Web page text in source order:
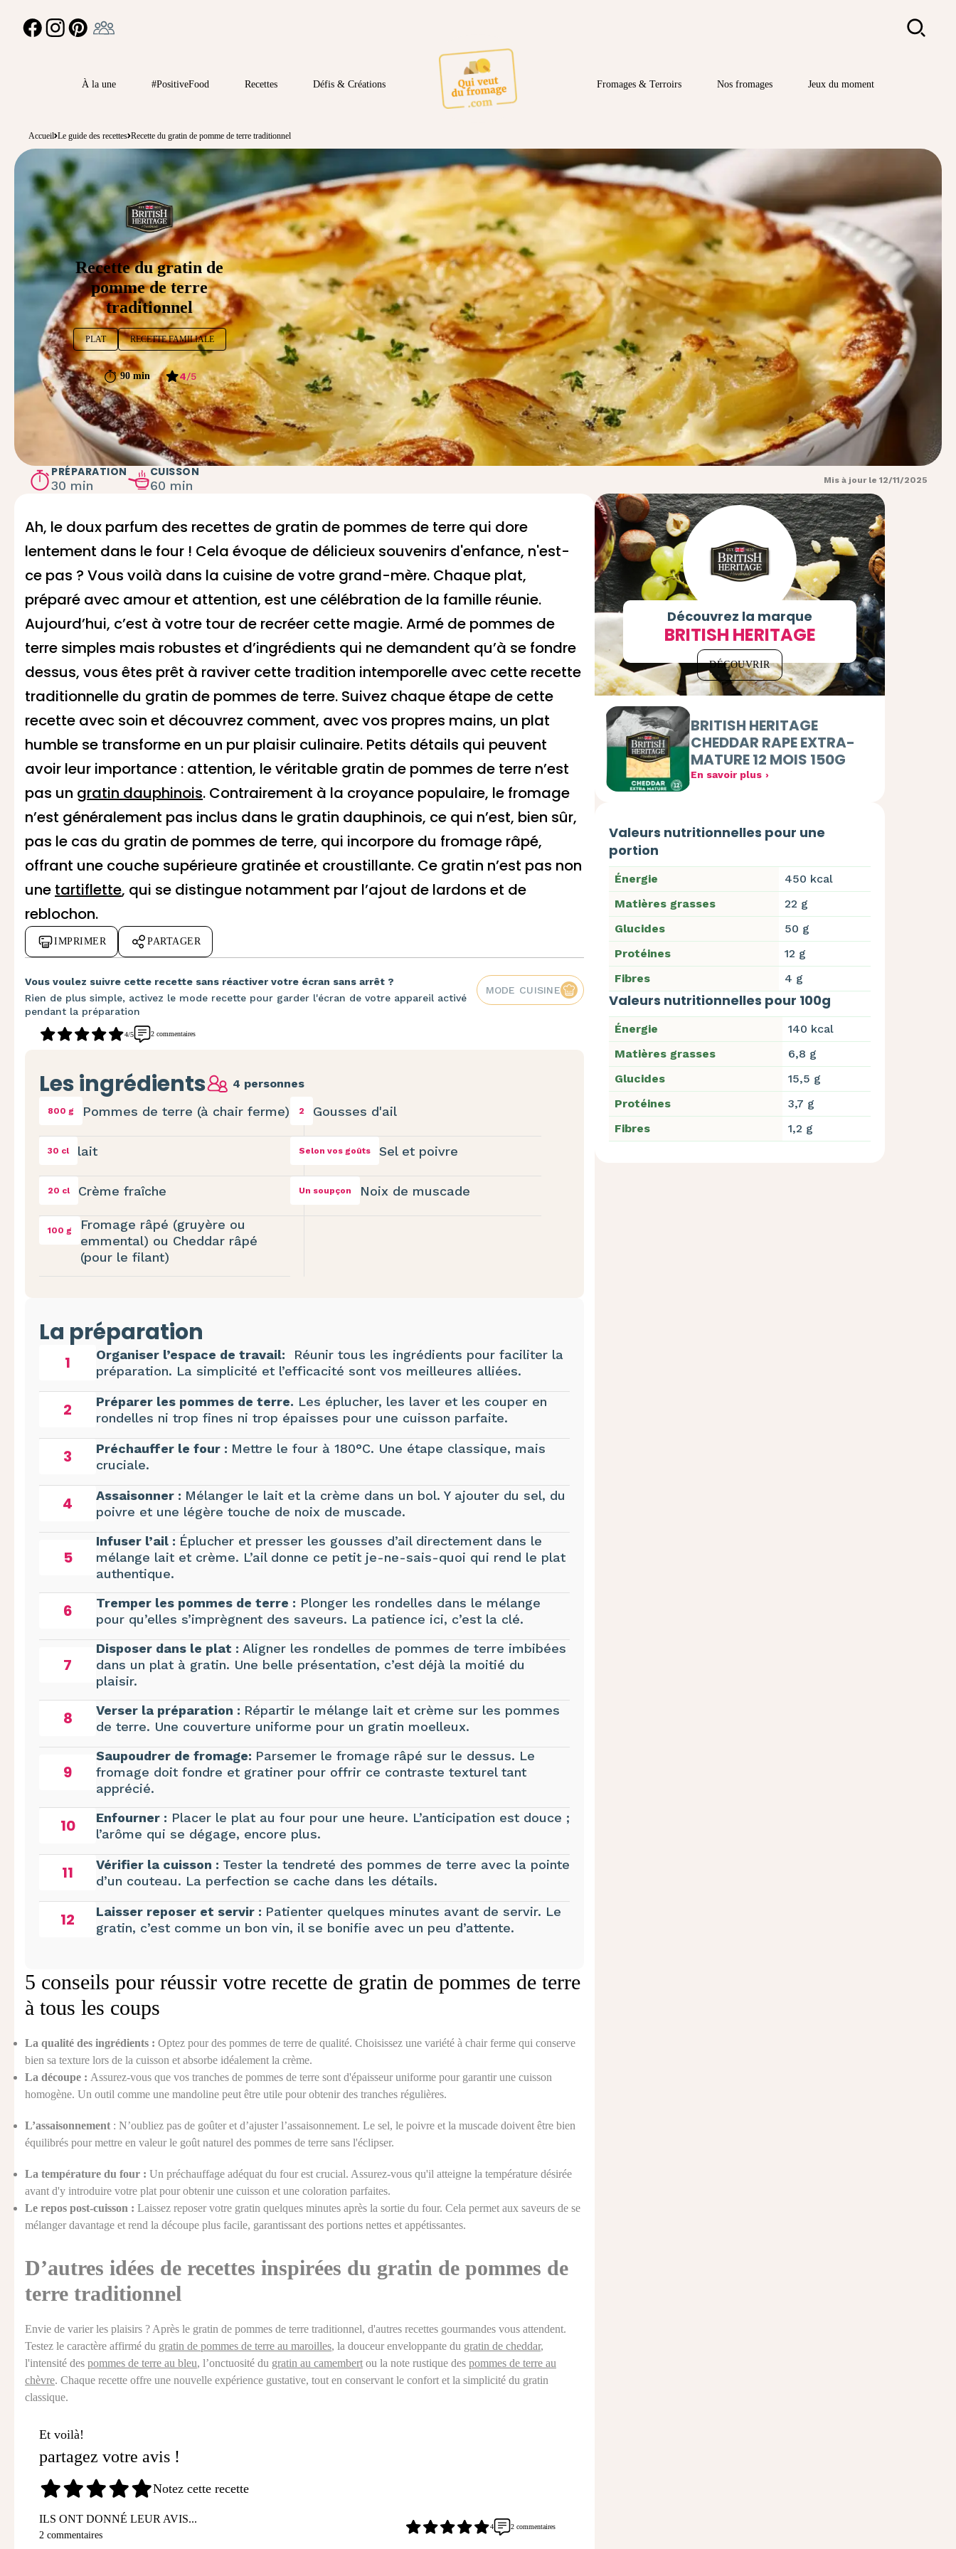
FACEBOOKINSTAGRAMPINTEREST Rechercher
À la une #PositiveFood Recettes Défis & Créations Fromages & Terroirs Nos fromages Jeux du moment
Accueil Le guide des recettes Recette du gratin de pomme de terre traditionnel
Recette du gratin de
pomme de terre
traditionnel
PLAT RECETTE FAMILIALE
90 min 4/5
PRÉPARATION
30 min
CUISSON
60 min Mis à jour le 12/11/2025
Ah, le doux parfum des recettes de gratin de pommes de terre qui dore
lentement dans le four ! Cela évoque de délicieux souvenirs d'enfance, n'est-
ce pas ? Vous voilà dans la cuisine de votre grand-mère. Chaque plat,
préparé avec amour et attention, est une célébration de la famille réunie.
Aujourd’hui, c’est à votre tour de recréer cette magie. Armé de pommes de
terre simples mais robustes et d’ingrédients qui ne demandent qu’à se fondre
dessus, vous êtes prêt à raviver cette tradition intemporelle avec cette recette
traditionnelle du gratin de pommes de terre. Suivez chaque étape de cette
recette avec soin et découvrez comment, avec vos propres mains, un plat
humble se transforme en un pur plaisir culinaire. Petits détails qui peuvent
avoir leur importance : attention, le véritable gratin de pommes de terre n’est
pas un gratin dauphinois. Contrairement à la croyance populaire, le fromage
n’est généralement pas inclus dans le gratin dauphinois, ce qui n’est, bien sûr,
pas le cas du gratin de pommes de terre, qui incorpore du fromage râpé,
offrant une couche supérieure gratinée et croustillante. Ce gratin n’est pas non
une tartiflette, qui se distingue notamment par l’ajout de lardons et de
reblochon.
IMPRIMER PARTAGER
Vous voulez suivre cette recette sans réactiver votre écran sans arrêt ?
Rien de plus simple, activez le mode recette pour garder l'écran de votre appareil activé
pendant la préparation
MODE CUISINE
4/5 2 commentaires
Les ingrédients 4 personnes
800 g Pommes de terre (à chair ferme)
30 cl lait
20 cl Crème fraîche
100 g
Fromage râpé (gruyère ou
emmental) ou Cheddar râpé
(pour le filant)
2 Gousses d'ail
Selon vos goûts Sel et poivre
Un soupçon Noix de muscade
La préparation
1 Organiser l’espace de travail: Réunir tous les ingrédients pour faciliter la
préparation. La simplicité et l’efficacité sont vos meilleures alliées.
2 Préparer les pommes de terre. Les éplucher, les laver et les couper en
rondelles ni trop fines ni trop épaisses pour une cuisson parfaite.
3 Préchauffer le four : Mettre le four à 180°C. Une étape classique, mais
cruciale.
4 Assaisonner : Mélanger le lait et la crème dans un bol. Y ajouter du sel, du
poivre et une légère touche de noix de muscade.
5
Infuser l’ail : Éplucher et presser les gousses d’ail directement dans le
mélange lait et crème. L’ail donne ce petit je-ne-sais-quoi qui rend le plat
authentique.
6 Tremper les pommes de terre : Plonger les rondelles dans le mélange
pour qu’elles s’imprègnent des saveurs. La patience ici, c’est la clé.
7
Disposer dans le plat : Aligner les rondelles de pommes de terre imbibées
dans un plat à gratin. Une belle présentation, c’est déjà la moitié du
plaisir.
8 Verser la préparation : Répartir le mélange lait et crème sur les pommes
de terre. Une couverture uniforme pour un gratin moelleux.
9
Saupoudrer de fromage: Parsemer le fromage râpé sur le dessus. Le
fromage doit fondre et gratiner pour offrir ce contraste texturel tant
apprécié.
10 Enfourner : Placer le plat au four pour une heure. L’anticipation est douce ;
l’arôme qui se dégage, encore plus.
11 Vérifier la cuisson : Tester la tendreté des pommes de terre avec la pointe
d’un couteau. La perfection se cache dans les détails.
12 Laisser reposer et servir : Patienter quelques minutes avant de servir. Le
gratin, c’est comme un bon vin, il se bonifie avec un peu d’attente.
5 conseils pour réussir votre recette de gratin de pommes de terre
à tous les coups
La qualité des ingrédients : Optez pour des pommes de terre de qualité. Choisissez une variété à chair ferme qui conserve
bien sa texture lors de la cuisson et absorbe idéalement la crème.
La découpe : Assurez-vous que vos tranches de pommes de terre sont d'épaisseur uniforme pour garantir une cuisson
homogène. Un outil comme une mandoline peut être utile pour obtenir des tranches régulières.
L’assaisonnement : N’oubliez pas de goûter et d’ajuster l’assaisonnement. Le sel, le poivre et la muscade doivent être bien
équilibrés pour mettre en valeur le goût naturel des pommes de terre sans l'éclipser.
La température du four : Un préchauffage adéquat du four est crucial. Assurez-vous qu'il atteigne la température désirée
avant d'y introduire votre plat pour obtenir une cuisson et une coloration parfaites.
Le repos post-cuisson : Laissez reposer votre gratin quelques minutes après la sortie du four. Cela permet aux saveurs de se
mélanger davantage et rend la découpe plus facile, garantissant des portions nettes et appétissantes.
D’autres idées de recettes inspirées du gratin de pommes de
terre traditionnel
Envie de varier les plaisirs ? Après le gratin de pommes de terre traditionnel, d'autres recettes gourmandes vous attendent.
Testez le caractère affirmé du gratin de pommes de terre au maroilles, la douceur enveloppante du gratin de cheddar,
l'intensité des pommes de terre au bleu, l’onctuosité du gratin au camembert ou la note rustique des pommes de terre au
chèvre. Chaque recette offre une nouvelle expérience gustative, tout en conservant le confort et la simplicité du gratin
classique.
Et voilà!
partagez votre avis !
Notez cette recette
ILS ONT DONNÉ LEUR AVIS...
2 commentaires
4 2 commentaires
Découvrez la marque
BRITISH HERITAGE
DÉCOUVRIR
BRITISH HERITAGE
CHEDDAR RAPE EXTRA-
MATURE 12 MOIS 150G
En savoir plus
Valeurs nutritionnelles pour une
portion
Énergie
450 kcal
Matières grasses
22 g
Glucides
50 g
Protéines
12 g
Fibres
4 g
Valeurs nutritionnelles pour 100g
Énergie
140 kcal
Matières grasses
6,8 g
Glucides
15,5 g
Protéines
3,7 g
Fibres
1,2 g